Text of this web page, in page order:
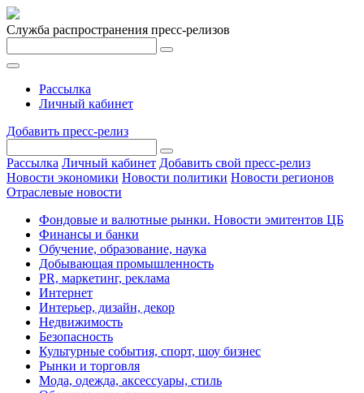
Служба распространения пресс-релизов
Рассылка
Личный кабинет
Добавить пресс-релиз
Рассылка Личный кабинет Добавить свой пресс-релиз
Новости экономики Новости политики Новости регионов
Отраслевые новости
Фондовые и валютные рынки. Новости эмитентов ЦБ
Финансы и банки
Обучение, образование, наука
Добывающая промышленность
PR, маркетинг, реклама
Интернет
Интерьер, дизайн, декор
Недвижимость
Безопасность
Культурные события, спорт, шоу бизнес
Рынки и торговля
Мода, одежда, аксессуары, стиль